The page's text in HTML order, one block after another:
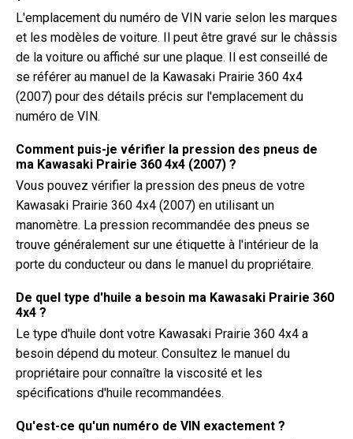
L'emplacement du numéro de VIN varie selon les marques
et les modèles de voiture. Il peut être gravé sur le châssis
de la voiture ou affiché sur une plaque. Il est conseillé de
se référer au manuel de la Kawasaki Prairie 360 4x4
(2007) pour des détails précis sur l'emplacement du
numéro de VIN.
Comment puis-je vérifier la pression des pneus de
ma Kawasaki Prairie 360 4x4 (2007) ?
Vous pouvez vérifier la pression des pneus de votre
Kawasaki Prairie 360 4x4 (2007) en utilisant un
manomètre. La pression recommandée des pneus se
trouve généralement sur une étiquette à l'intérieur de la
porte du conducteur ou dans le manuel du propriétaire.
De quel type d'huile a besoin ma Kawasaki Prairie 360
4x4 ?
Le type d'huile dont votre Kawasaki Prairie 360 4x4 a
besoin dépend du moteur. Consultez le manuel du
propriétaire pour connaître la viscosité et les
spécifications d'huile recommandées.
Qu'est-ce qu'un numéro de VIN exactement ?